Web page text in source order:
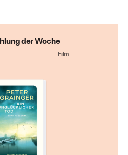
der Woche
Film